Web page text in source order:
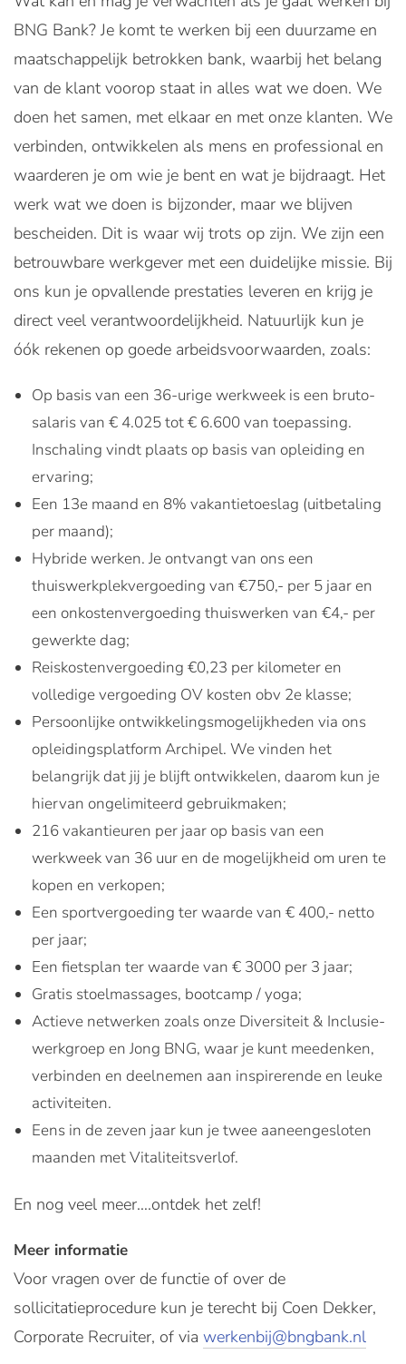
BNG Bank? Je komt te werken bij een duurzame en
maatschappelijk betrokken bank, waarbij het belang
van de klant voorop staat in alles wat we doen. We
doen het samen, met elkaar en met onze klanten. We
verbinden, ontwikkelen als mens en professional en
waarderen je om wie je bent en wat je bijdraagt. Het
werk wat we doen is bijzonder, maar we blijven
bescheiden. Dit is waar wij trots op zijn. We zijn een
betrouwbare werkgever met een duidelijke missie. Bij
ons kun je opvallende prestaties leveren en krijg je
direct veel verantwoordelijkheid. Natuurlijk kun je
óók rekenen op goede arbeidsvoorwaarden, zoals:
Op basis van een 36-urige werkweek is een bruto-
salaris van € 4.025 tot € 6.600 van toepassing.
Inschaling vindt plaats op basis van opleiding en
ervaring;
Een 13e maand en 8% vakantietoeslag (uitbetaling
per maand);
Hybride werken. Je ontvangt van ons een
thuiswerkplekvergoeding van €750,- per 5 jaar en
een onkostenvergoeding thuiswerken van €4,- per
gewerkte dag;
Reiskostenvergoeding €0,23 per kilometer en
volledige vergoeding OV kosten obv 2e klasse;
Persoonlijke ontwikkelingsmogelijkheden via ons
opleidingsplatform Archipel. We vinden het
belangrijk dat jij je blijft ontwikkelen, daarom kun je
hiervan ongelimiteerd gebruikmaken;
216 vakantieuren per jaar op basis van een
werkweek van 36 uur en de mogelijkheid om uren te
kopen en verkopen;
Een sportvergoeding ter waarde van € 400,- netto
per jaar;
Een fietsplan ter waarde van € 3000 per 3 jaar;
Gratis stoelmassages, bootcamp / yoga;
Actieve netwerken zoals onze Diversiteit & Inclusie-
werkgroep en Jong BNG, waar je kunt meedenken,
verbinden en deelnemen aan inspirerende en leuke
activiteiten.
Eens in de zeven jaar kun je twee aaneengesloten
maanden met Vitaliteitsverlof.
En nog veel meer….ontdek het zelf!
Meer informatie
Voor vragen over de functie of over de
sollicitatieprocedure kun je terecht bij Coen Dekker,
Corporate Recruiter, of via werkenbij@bngbank.nl